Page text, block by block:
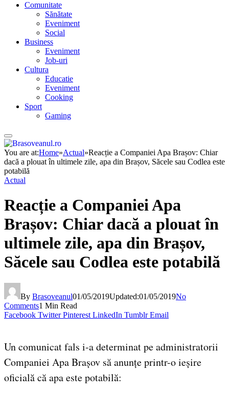
Comunitate
Sănătate
Eveniment
Social
Business
Eveniment
Job-uri
Cultura
Educatie
Eveniment
Cooking
Sport
Gaming
You are at:Home»Actual»Reacție a Companiei Apa Brașov: Chiar
dacă a plouat în ultimele zile, apa din Brașov, Săcele sau Codlea este
potabilă
Actual
Reacție a Companiei Apa
Brașov: Chiar dacă a plouat în
ultimele zile, apa din Brașov,
Săcele sau Codlea este potabilă
By Brasoveanul01/05/2019Updated:01/05/2019No
Comments1 Min Read
Facebook Twitter Pinterest LinkedIn Tumblr Email
Un comunicat fals i-a determinat pe administratorii
Companiei Apa Brașov să anunțe printr-o ieșire
oficială că apa este potabilă: